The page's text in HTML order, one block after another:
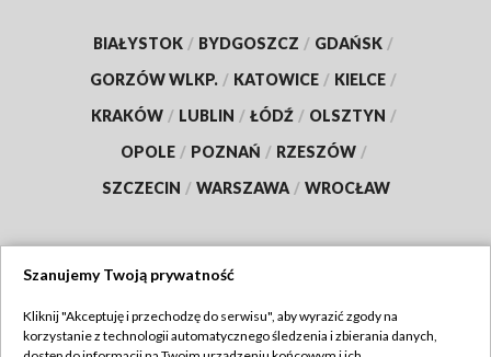
BIAŁYSTOK / BYDGOSZCZ / GDAŃSK /
GORZÓW WLKP. / KATOWICE / KIELCE /
KRAKÓW / LUBLIN / ŁÓDŹ / OLSZTYN /
OPOLE / POZNAŃ / RZESZÓW /
SZCZECIN / WARSZAWA / WROCŁAW
TVP
Szanujemy Twoją prywatność
Kliknij "Akceptuję i przechodzę do serwisu", aby wyrazić zgody na
korzystanie z technologii automatycznego śledzenia i zbierania danych,